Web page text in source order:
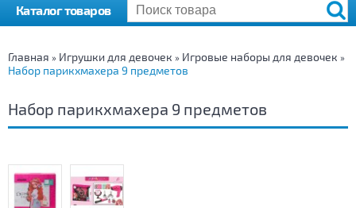
Каталог товаров
Главная » Игрушки для девочек » Игровые наборы для девочек »
Набор парикхмахера 9 предметов
Набор парикхмахера 9 предметов